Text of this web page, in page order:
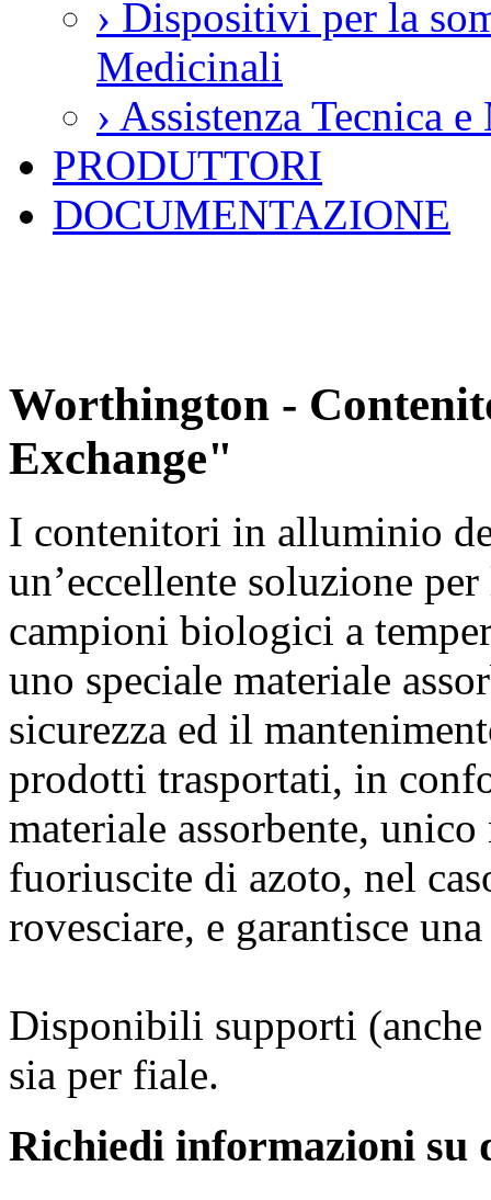
› Dispositivi per la
Medicinali
› Assistenza Tecnica
PRODUTTORI
DOCUMENTAZIONE
Worthington -
Exchange"
I contenitori in alluminio
un’eccellente soluzione
campioni biologici a
uno speciale materiale
sicurezza ed il
prodotti trasportati, in
materiale assorbente,
fuoriuscite di azoto, nel
rovesciare, e garantisce
Disponibili supporti (anche
sia per fiale.
Richiedi informazioni su